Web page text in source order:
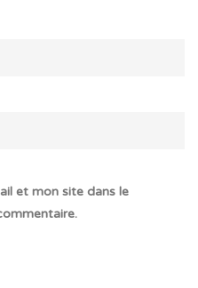
et mon site dans le